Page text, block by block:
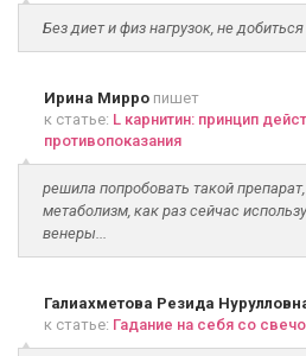
Без диет и физ нагрузок, не
Ирина Мирро пишет
к статье: L карнитин: принцип
противопоказания
решила попробовать такой
метаболизм, как раз сейчас
венеры...
Галиахметова Резида
к статье: Гадание на себя со